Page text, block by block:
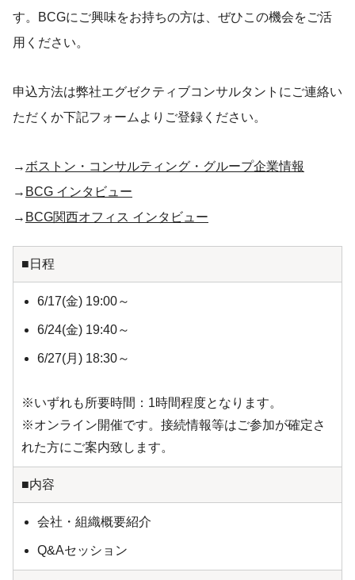
す。BCGにご興味をお持ちの方は、ぜひこの機会をご活
用ください。
申込方法は弊社エグゼクティブコンサルタントにご連絡い
ただくか下記フォームよりご登録ください。
→ ボストン・コンサルティング・グループ企業情報
→ BCG インタビュー
→ BCG関西オフィス インタビュー
■日程
6/17(金) 19:00～
6/24(金) 19:40～
6/27(月) 18:30～
※いずれも所要時間：1時間程度となります。
※オンライン開催です。接続情報等はご参加が確定さ
れた方にご案内致します。
■内容
会社・組織概要紹介
Q&Aセッション